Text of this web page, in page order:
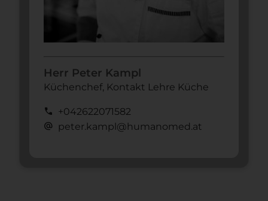
Herr Peter Kampl
Küchenchef, Kontakt Lehre Küche
call +042622071582
alternate_email peter.kampl@humanomed.at